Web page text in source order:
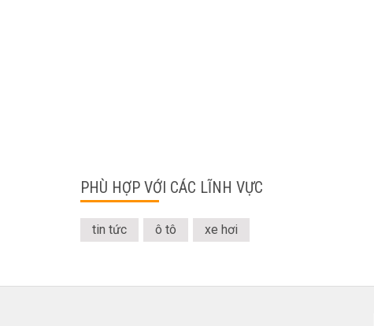
PHÙ HỢP VỚI CÁC LĨNH VỰC
tin tức ô tô xe hơi